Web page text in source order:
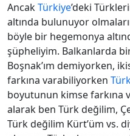
AncakTürkiye’deki
altında bulunuyor
böyle bir hegemonya
şüpheliyim. Balkanlarda
Boşnak’ım demiyorken,
farkına varabiliyorken
boyutunun kimse farkına
alarak ben Türk değilim,
Türk değilim Kürt’üm vs.